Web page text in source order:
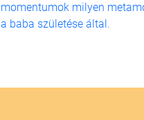
momentumok milyen
a baba születése által.